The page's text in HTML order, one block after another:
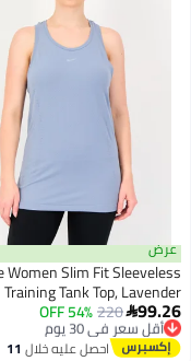
Nike Women Slim Fit
Training Tank Top,
220
54% OFFفي 30 يوم
مجاني
في 30 يوم
احصل عليه خلال11